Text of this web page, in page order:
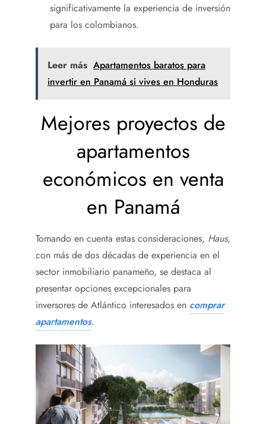
significativamente la experiencia de inversión
para los colombianos.
Leer más Apartamentos baratos para
invertir en Panamá si vives en Honduras
Mejores proyectos de
apartamentos
económicos en venta
en Panamá
Tomando en cuenta estas consideraciones, Haus,
con más de dos décadas de experiencia en el
sector inmobiliario panameño, se destaca al
presentar opciones excepcionales para
inversores de Atlántico interesados en comprar
apartamentos.